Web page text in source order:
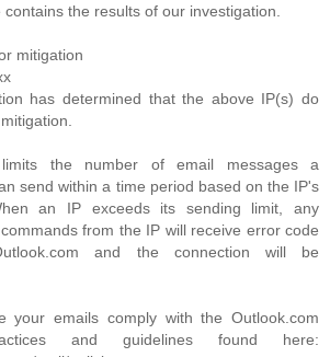
the results of our investigation.
mitigation
has determined that the above IP(s) do
limits the number of email messages a
send within a time period based on the IP's
an IP exceeds its sending limit, any
from the IP will receive error code
and the connection will be
your emails comply with the Outlook.com
and guidelines found here: